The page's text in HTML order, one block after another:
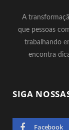
A
que pessoas
trabalhando
encontra
SIGA
Facebook